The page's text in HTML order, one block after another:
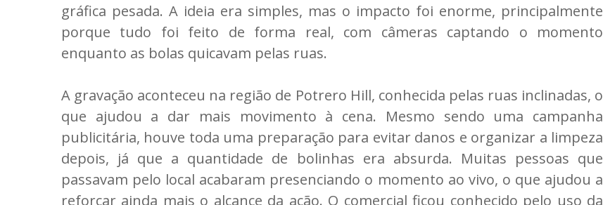
gráfica pesada. A ideia era simples, mas o impacto foi enorme, principalmente
porque tudo foi feito de forma real, com câmeras captando o momento
enquanto as bolas quicavam pelas ruas.
A gravação aconteceu na região de Potrero Hill, conhecida pelas ruas inclinadas, o
que ajudou a dar mais movimento à cena. Mesmo sendo uma campanha
publicitária, houve toda uma preparação para evitar danos e organizar a limpeza
depois, já que a quantidade de bolinhas era absurda. Muitas pessoas que
passavam pelo local acabaram presenciando o momento ao vivo, o que ajudou a
reforçar ainda mais o alcance da ação. O comercial ficou conhecido pelo uso da